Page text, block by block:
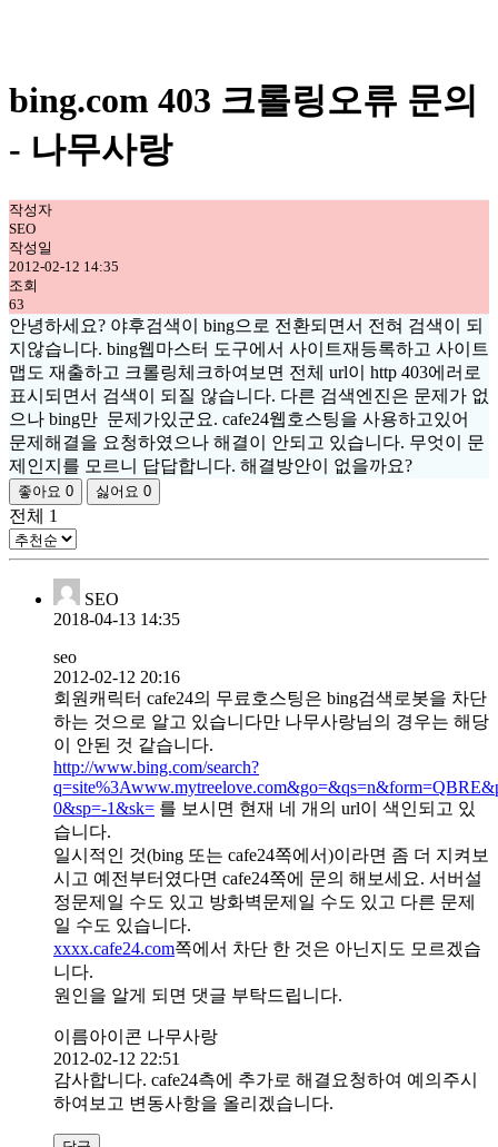
bing.com 403 크롤링오류 문의
- 나무사랑
작성자
SEO
작성일
2012-02-12 14:35
조회
63
안녕하세요? 야후검색이 bing으로 전환되면서 전혀 검색이 되
지않습니다. bing웹마스터 도구에서 사이트재등록하고 사이트
맵도 재출하고 크롤링체크하여보면 전체 url이 http 403에러로
표시되면서 검색이 되질 않습니다. 다른 검색엔진은 문제가 없
으나 bing만 문제가있군요. cafe24웹호스팅을 사용하고있어
문제해결을 요청하였으나 해결이 안되고 있습니다. 무엇이 문
제인지를 모르니 답답합니다. 해결방안이 없을까요?
좋아요 0 싫어요 0
전체 1
SEO
2018-04-13 14:35
seo
2012-02-12 20:16
회원캐릭터 cafe24의 무료호스팅은 bing검색로봇을 차단
하는 것으로 알고 있습니다만 나무사랑님의 경우는 해당
이 안된 것 같습니다.
http://www.bing.com/search?
0&sp=-1&sk= 를 보시면 현재 네 개의 url이 색인되고 있
습니다.
일시적인 것(bing 또는 cafe24쪽에서)이라면 좀 더 지켜보
시고 예전부터였다면 cafe24쪽에 문의 해보세요. 서버설
정문제일 수도 있고 방화벽문제일 수도 있고 다른 문제
일 수도 있습니다.
xxxx.cafe24.com쪽에서 차단 한 것은 아닌지도 모르겠습
니다.
원인을 알게 되면 댓글 부탁드립니다.
이름아이콘 나무사랑
2012-02-12 22:51
감사합니다. cafe24측에 추가로 해결요청하여 예의주시
하여보고 변동사항을 올리겠습니다.